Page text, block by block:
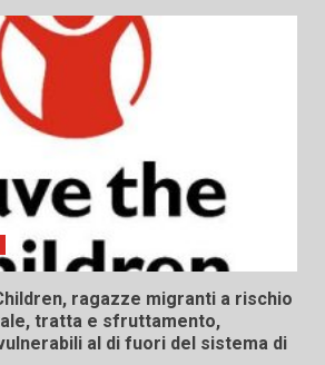
ragazze migranti a rischio
tratta e sfruttamento,
al di fuori del sistema di